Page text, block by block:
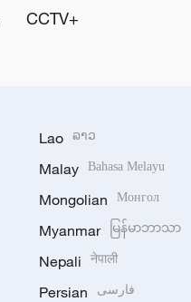
CCTV+
Lao ລາວ
Malay Bahasa Melayu
Mongolian Монгол
Myanmar မြန်မာဘာသာ
Nepali नेपाली
Persian فارسی